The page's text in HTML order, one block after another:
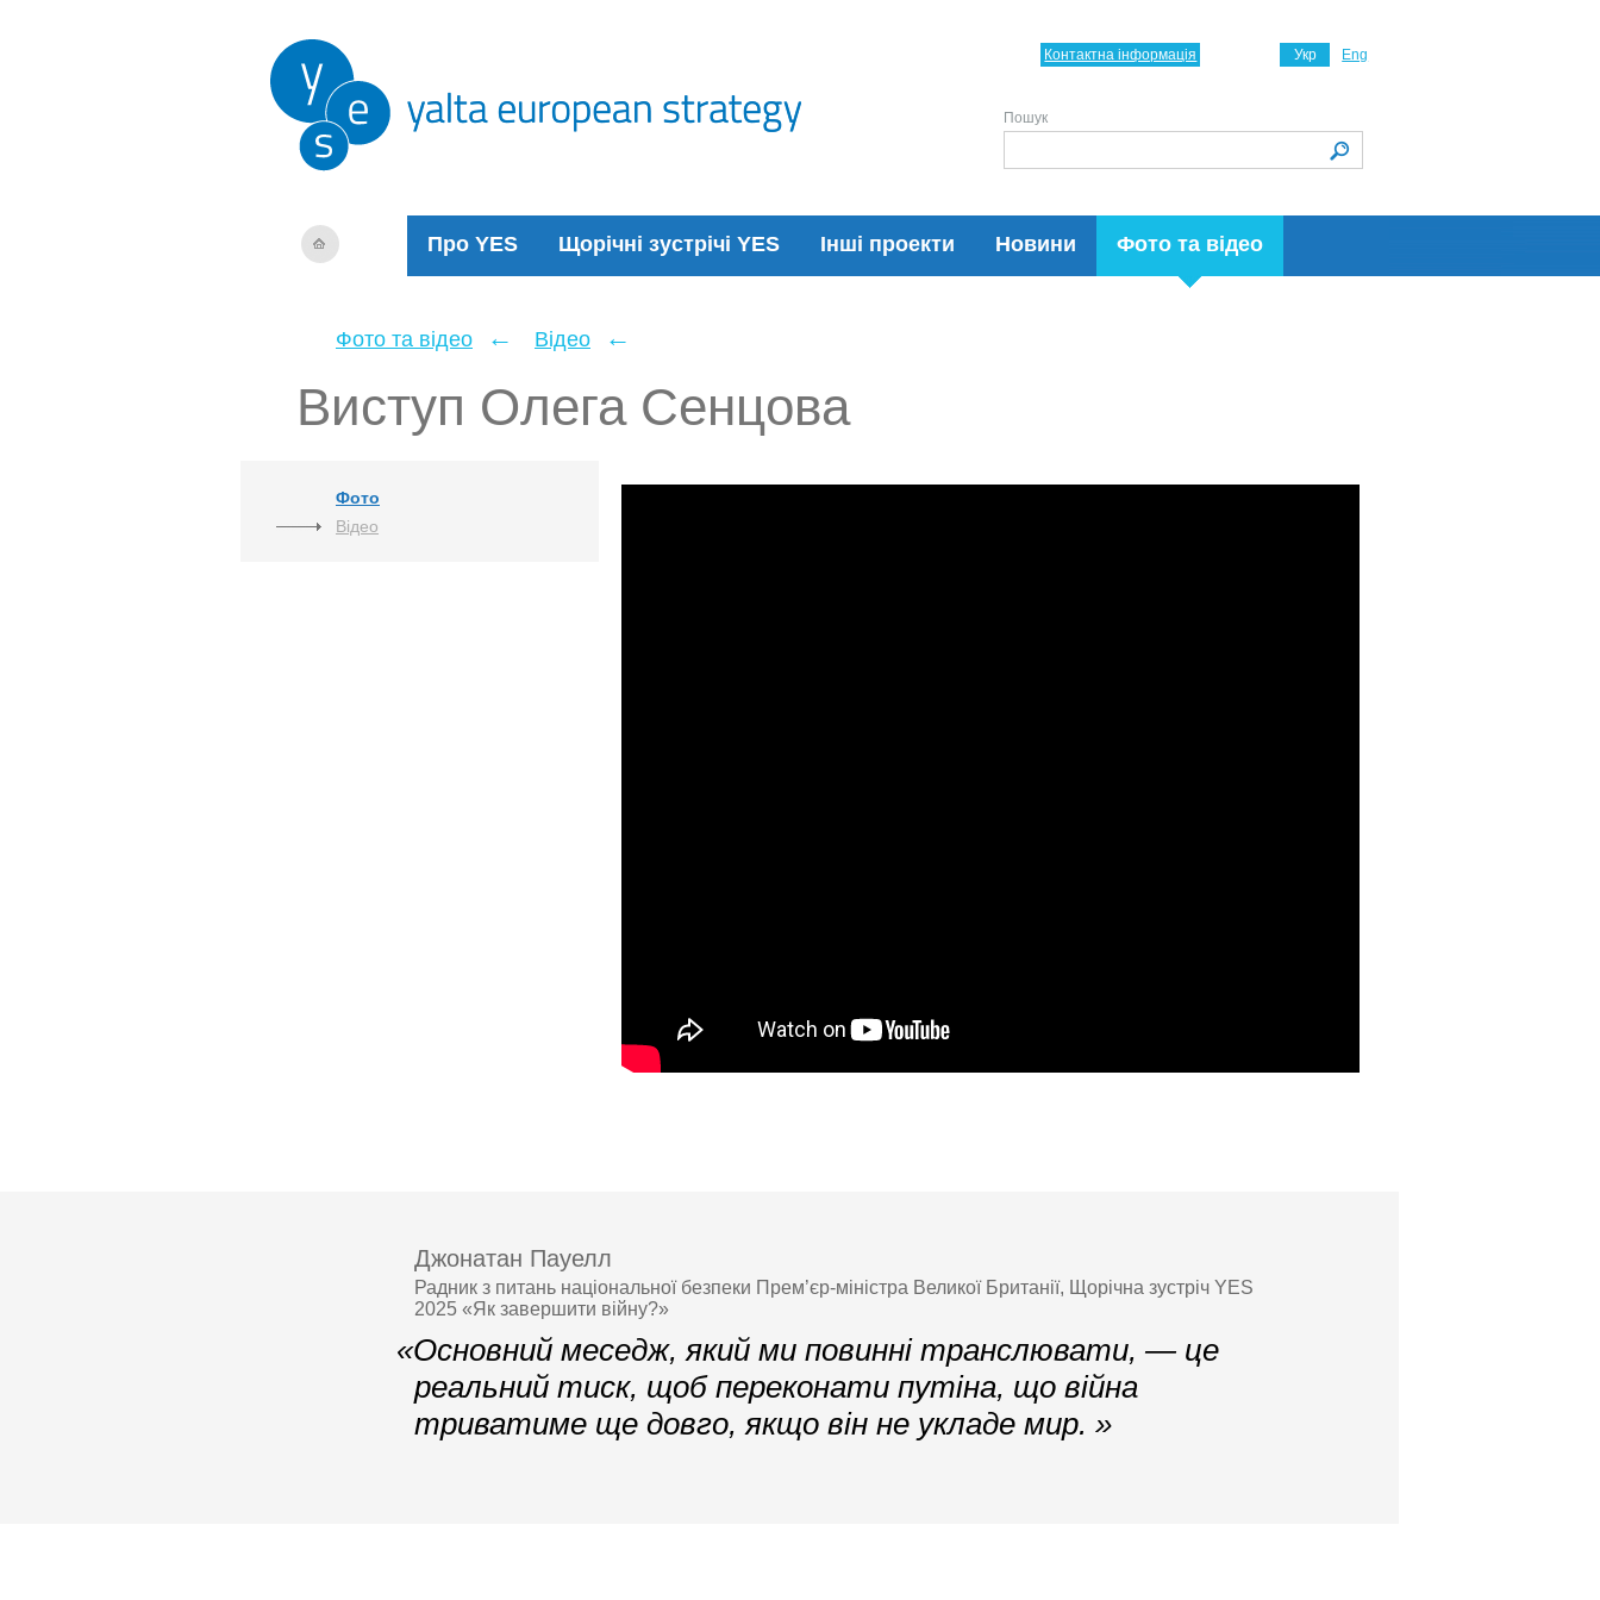
Про YES Щорічні зустрічі YES Інші проекти Новини Фото та відео
Укр Eng
Контактна інформація
Пошук
Фото та відео ← Відео ←
Виступ Олега Сенцова
Фото
Відео
Джонатан Пауелл
Радник з питань національної безпеки Прем’єр-міністра Великої Британії, Щорічна зустріч YES
2025 «Як завершити війну?»
«Основний меседж, який ми повинні транслювати, — це
реальний тиск, щоб переконати путіна, що війна
триватиме ще довго, якщо він не укладе мир. »